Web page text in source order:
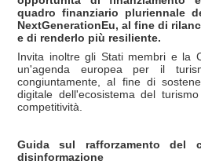
quadro finanziario pluriennale
NextGenerationEu, al fine di
e di renderlo più resiliente.
Invita inoltre gli Stati membri e la
un'agenda europea per il
congiuntamente, al fine di
digitale dell'ecosistema del
competitività.
Guida sul rafforzamento del
disinformazione